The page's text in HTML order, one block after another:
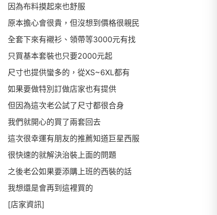
因為布料摸起來也舒服
原本擔心會很貴，但沒想到價格很親民
全套下來有襯衫、領帶等3000元有找
只買基本套裝也只要2000元起
尺寸也提供蠻多的，從XS~6XL都有
如果要做特別訂做店家也有提供
但因為這次老公試了尺寸都很合身
我們就開心的買了兩套回去
這次很幸運有朋友的推薦知道巨星西服
很快速的就解決治裝上面的問題
之後老公如果要添購上班的西裝的話
我想還是會再到這裡買的
[店家資訊]